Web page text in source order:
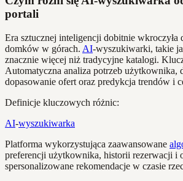
portali
Era sztucznej inteligencji dobitnie wkroczyła
domków w górach. AI-wyszukiwarki, takie
znacznie więcej niż tradycyjne katalogi.
Automatyczna analiza potrzeb użytkownika,
dopasowanie ofert oraz predykcja trendów i
Definicje kluczowych różnic:
AI-wyszukiwarka
Platforma wykorzystująca zaawansowane
preferencji użytkownika, historii rezerwacji i
spersonalizowane rekomendacje w czasie